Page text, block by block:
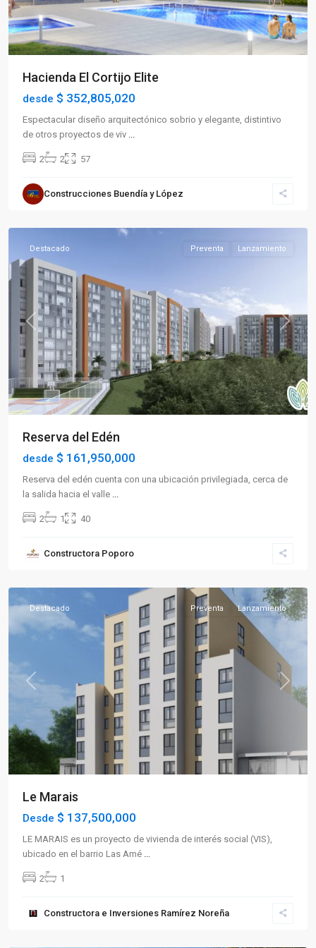
Hacienda El Cortijo Elite
desde $ 352,805,020
Espectacular diseño arquitectónico sobrio y elegante, distintivo
de otros proyectos de viv
2 2 57
Construcciones Buendía y López
Sector
Sur,
Previous Next
Destacado Preventa Lanzamiento
Reserva del Edén
desde $ 161,950,000
Reserva del edén cuenta con una ubicación privilegiada, cerca de
la salida hacia el valle
2 1 40
Constructora Poporo
Occidente,
Previous Next
Destacado Preventa Lanzamiento
Le Marais
Desde $ 137,500,000
LE MARAIS es un proyecto de vivienda de interés social (VIS),
ubicado en el barrio Las Amé
2 1
Constructora e Inversiones Ramírez Noreña
Sur,